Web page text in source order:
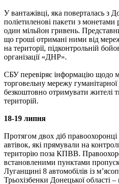
У вантажівці, яка поверталась з
поліетиленові пакети з монетами
один мільйон гривень.
що гроші отримані ними від
на території, підконтрольній
організації «ДНР».
СБУ перевіряє інформацію щодо
торговельну мережу
безкоштовно отримувати жителі
територій.
18-19 липня
Протягом двох діб правоохоронці
автівок, які прямували на
територію поза КПВВ.
встановленими пунктами
Луганщині 8 автомобілів із
Трьохізбенки Донецької області